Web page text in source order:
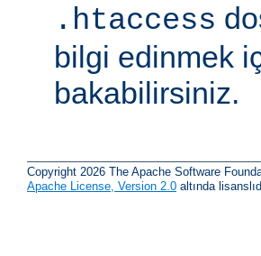
.htaccess
bilgi edinmek
bakabilirsiniz.
Copyright 2026 The Apache Software
Apache License, Version 2.0 altında